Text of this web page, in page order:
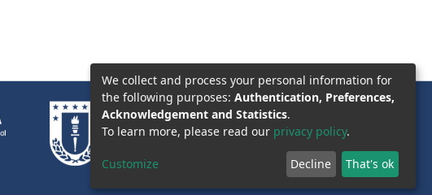
We collect and process your personal information for
the following purposes: Authentication, Preferences,
Acknowledgement and Statistics.
To learn more, please read our privacy policy.
Customize Decline That's ok